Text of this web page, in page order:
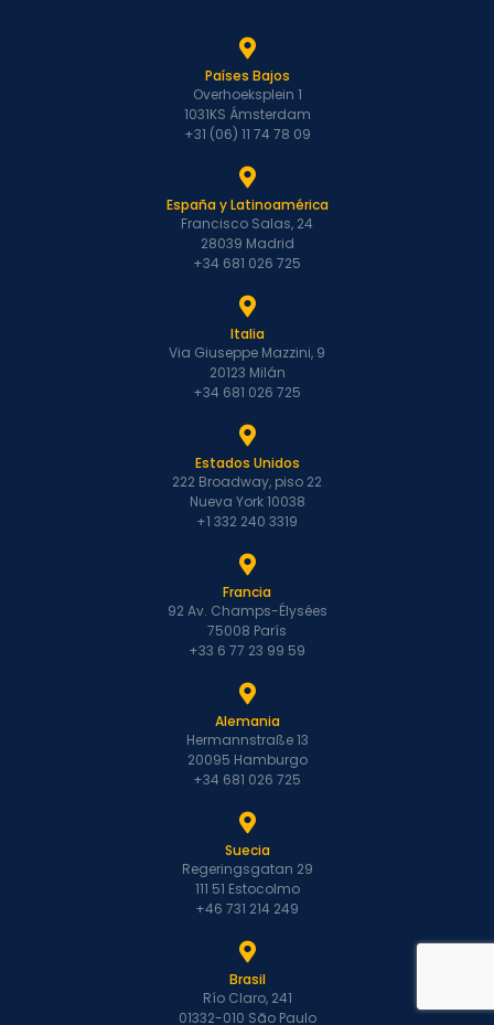
Países Bajos
Overhoeksplein 1
1031KS Ámsterdam
+31 (06) 11 74 78 09
España y Latinoamérica
Francisco Salas, 24
28039 Madrid
+34 681 026 725
Italia
Via Giuseppe Mazzini, 9
20123 Milán
+34 681 026 725
Estados Unidos
222 Broadway, piso 22
Nueva York 10038
+1 332 240 3319
Francia
92 Av. Champs-Élysées
75008 París
+33 6 77 23 99 59
Alemania
Hermannstraße 13
20095 Hamburgo
+34 681 026 725
Suecia
Regeringsgatan 29
111 51 Estocolmo
+46 731 214 249
Brasil
Río Claro, 241
01332-010 São Paulo